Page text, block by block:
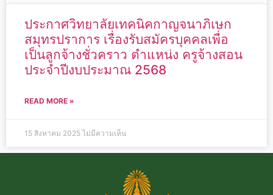
ประกาศวิทยาลัยเทคนิคกาญจนาภิเษก
สมุทรปราการ เรื่องรับสมัครบุคคลเพื่อ
เป็นลูกจ้างชั่วคราว ตำแหน่ง ครูจ้างสอน
ประจำปีงบประมาณ 2568
READ MORE »
15 สิงหาคม 2025ไม่มีความเห็น